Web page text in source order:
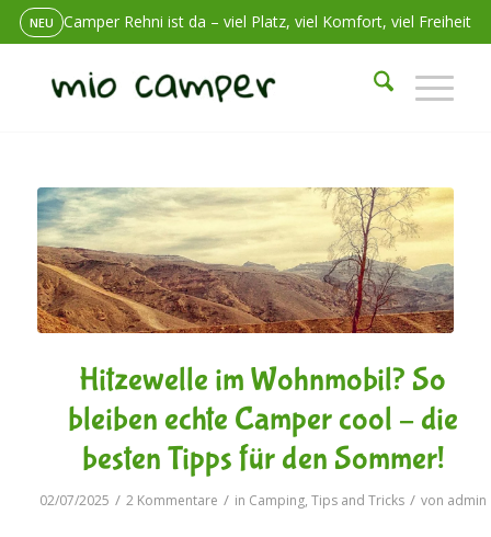
NEU Camper Rehni ist da – viel Platz, viel Komfort, viel Freiheit
Wohnmobil mieten in Berlin-Lichtenberg – und einfach los
Hitzewelle im Wohnmobil? So
bleiben echte Camper cool – die
besten Tipps für den Sommer!
02/07/2025 / 2 Kommentare / in Camping, Tips and Tricks / von admin